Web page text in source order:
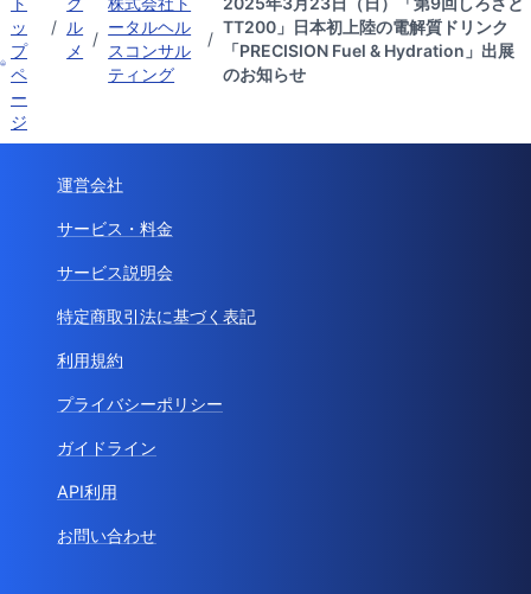
ッ
プ
ペ
ー
ジ
/ ル
メ
/
ータルヘル
スコンサル
ティング
/
TT200」日本初上陸の電解質ドリンク
「PRECISION Fuel & Hydration」出展
のお知らせ
運営会社
サービス・料金
サービス説明会
特定商取引法に基づく表記
利用規約
プライバシーポリシー
ガイドライン
API利用
お問い合わせ